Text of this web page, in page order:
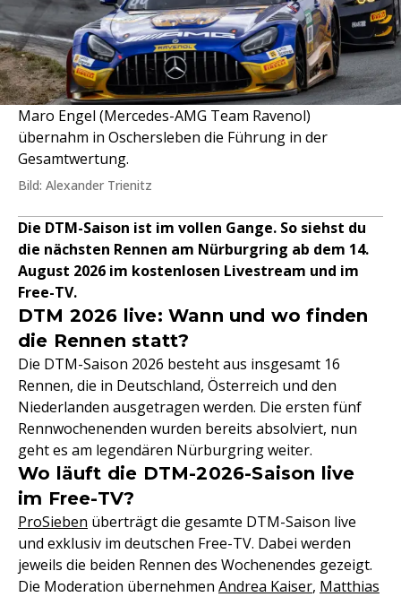
Maro Engel (Mercedes-AMG Team Ravenol)
übernahm in Oschersleben die Führung in der
Gesamtwertung.
Bild: Alexander Trienitz
Die DTM-Saison ist im vollen Gange. So siehst du
die nächsten Rennen am Nürburgring ab dem 14.
August 2026 im kostenlosen Livestream und im
Free-TV.
DTM 2026 live: Wann und wo finden
die Rennen statt?
Die DTM-Saison 2026 besteht aus insgesamt 16
Rennen, die in Deutschland, Österreich und den
Niederlanden ausgetragen werden. Die ersten fünf
Rennwochenenden wurden bereits absolviert, nun
geht es am legendären Nürburgring weiter.
Wo läuft die DTM-2026-Saison live
im Free-TV?
ProSieben überträgt die gesamte DTM-Saison live
und exklusiv im deutschen Free-TV. Dabei werden
jeweils die beiden Rennen des Wochenendes gezeigt.
Die Moderation übernehmen Andrea Kaiser, Matthias